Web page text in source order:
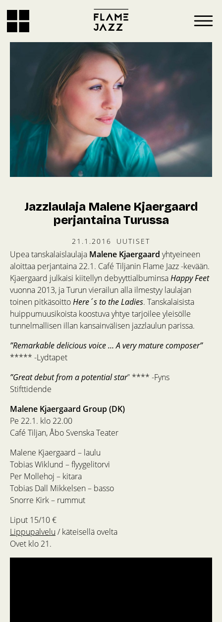
Jazzlaulaja Malene Kjaergaard
perjantaina Turussa
21.1.2016 UUTISET
Upea tanskalaislaulaja Malene Kjaergaard yhtyeineen
aloittaa perjantaina 22.1. Café Tiljanin Flame Jazz -kevään.
Kjaergaard julkaisi kiitellyn debyyttialbuminsa Happy Feet
vuonna 2013, ja Turun vierailun alla ilmestyy laulajan
toinen pitkäsoitto Here´s to the Ladies. Tanskalaisista
huippumuusikoista koostuva yhtye tarjoilee yleisölle
tunnelmallisen illan kansainvälisen jazzlaulun parissa.
”Remarkable delicious voice … A very mature composer”
***** -Lydtapet
”Great debut from a potential star” **** -Fyns
Stifttidende
Malene Kjaergaard Group (DK)
Pe 22.1. klo 22.00
Café Tiljan, Åbo Svenska Teater
Malene Kjaergaard – laulu
Tobias Wiklund – flyygelitorvi
Per Mollehoj – kitara
Tobias Dall Mikkelsen – basso
Snorre Kirk – rummut
Liput 15/10 €
Lippupalvelu / käteisellä ovelta
Ovet klo 21.